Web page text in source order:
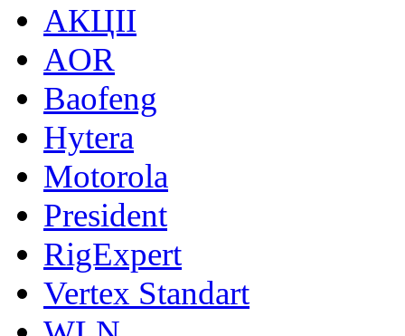
АКЦІІ
AOR
Baofeng
Hytera
Motorola
President
RigExpert
Vertex Standart